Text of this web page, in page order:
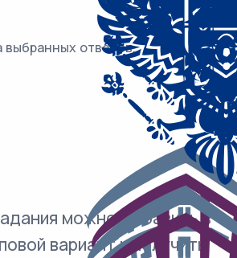
ответов.
можно добавить в
вариант и получить